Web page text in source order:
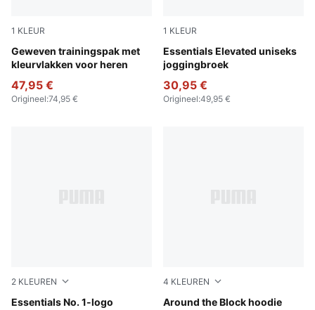
1 KLEUR
Geweven trainingspak met
kleurvlakken voor heren
Puma Black
47,95 €
Origineel:74,95 €
1 KLEUR
Essentials Elevated uniseks
joggingbroek
Puma Black
30,95 €
Origineel:49,95 €
2 KLEUREN
Essentials No. 1-logo
Medium Gray Heather
4 KLEUREN
Around the Block hoodie
Cool Dark Gray